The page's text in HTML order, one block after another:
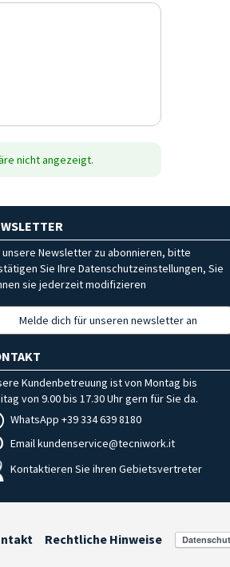
nicht angezeigt.
unsere Newsletter zu abonnieren, bitte
Sie Ihre Datenschutzeinstellungen, Sie
sie jederzeit modifizieren
Melde dich für unseren newsletter an
Kundenbetreuung ist von Montag bis
von 9.00 bis 17.30 Uhr gern für Sie da.
WhatsApp +39 334 639 8180
Email kundenservice@tecniwork.it
Kontaktieren Sie ihren Gebietsvertreter
Rechtliche Hinweise